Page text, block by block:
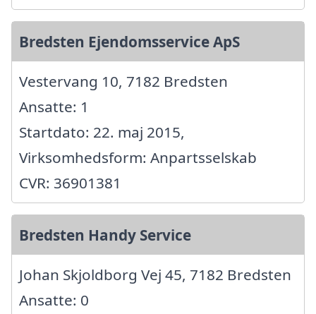
Bredsten Ejendomsservice ApS
Vestervang 10, 7182 Bredsten
Ansatte: 1
Startdato: 22. maj 2015,
Virksomhedsform: Anpartsselskab
CVR: 36901381
Bredsten Handy Service
Johan Skjoldborg Vej 45, 7182 Bredsten
Ansatte: 0